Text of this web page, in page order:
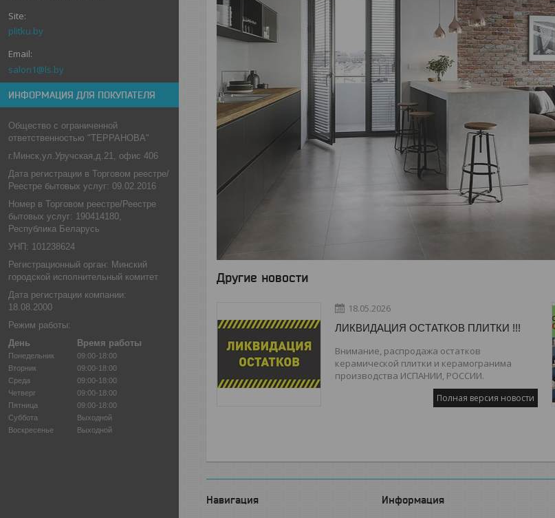
plitku.by
salon1@ls.by
ИНФОРМАЦИЯ ДЛЯ ПОКУПАТЕЛЯ
Общество с ограниченной
ответственностью "ТЕРРАНОВА"
г.Минск,ул.Уручская,д.21, офис 406
Дата регистрации в Торговом реестре/
Реестре бытовых услуг: 09.02.2016
Номер в Торговом реестре/Реестре
бытовых услуг: 190414180,
Республика Беларусь
УНП: 101238624
Регистрационный орган: Минский
городской исполнительный комитет
Дата регистрации компании:
18.08.2000
Режим работы:
День
Время работы
Понедельник
09:00-18:00
Вторник
09:00-18:00
Среда
09:00-18:00
Четверг
09:00-18:00
Пятница
09:00-18:00
Суббота
Выходной
Воскресенье
Выходной
Другие новости
18.05.2026
ЛИКВИДАЦИЯ ОСТАТКОВ ПЛИТКИ !!!
Внимание, распродажа остатков
керамической плитки и керамогранима
производства ИСПАНИИ, РОССИИ.
Полная версия новости
Навигация Информация